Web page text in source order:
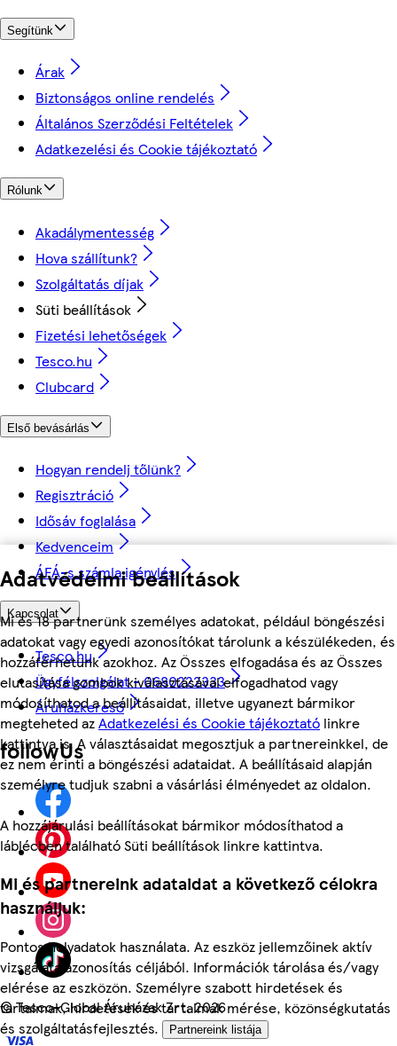
Adatvédelmi beállítások
Mi és 18 partnerünk személyes adatokat, például böngészési
adatokat vagy egyedi azonosítókat tárolunk a készülékeden, és
hozzáférhetünk azokhoz. Az Összes elfogadása és az Összes
elutasítása gombok kiválasztásával elfogadhatod vagy
módosíthatod a beállításaidat, illetve ugyanezt bármikor
megteheted azAdatkezelési és Cookie tájékoztató linkre
kattintva is. A választásaidat megosztjuk a partnereinkkel, de
ez nem érinti a böngészési adataidat. A beállításaid alapján
személyre tudjuk szabni a vásárlási élményedet az oldalon.
A hozzájárulási beállításokat bármikor módosíthatod a
láblécben található Süti beállítások linkre kattintva.
Mi és partnereink adataidat a következő célokra
használjuk:
Pontos helyadatok használata. Az eszköz jellemzőinek aktív
vizsgálata azonosítás céljából. Információk tárolása és/vagy
elérése az eszközön. Személyre szabott hirdetések és
tartalmak, hirdetések és tartalmak mérése, közönségkutatás
és szolgáltatásfejlesztés.
Partnereink listája
Segítünk
Árak
Biztonságos online rendelés
Általános Szerződési Feltételek
Adatkezelési és Cookie tájékoztató
Rólunk
Akadálymentesség
Hova szállítunk?
Szolgáltatás díjak
Süti beállítások
Fizetési lehetőségek
Tesco.hu
Clubcard
Első bevásárlás
Hogyan rendelj tőlünk?
Regisztráció
Idősáv foglalása
Kedvenceim
ÁFÁ-s számla igénylés
Kapcsolat
Tesco.hu
Ügyfélszolgálat - 0680222333
Áruházkereső
followUs
©Tesco-Global Áruházak Zrt. 2026